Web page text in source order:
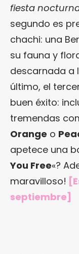
fiesta
segundo es
chachi: una
su fauna y
descarnada a
último, el
buen éxito:
tremendas
Orange o
apetece una
You Free«?
maravilloso!
septiembre]